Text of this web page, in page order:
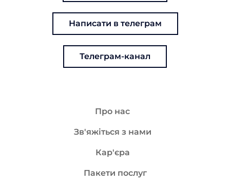
Написати в телеграм
Телеграм-канал
Про нас
Зв'яжіться з нами
Кар'єра
Пакети послуг